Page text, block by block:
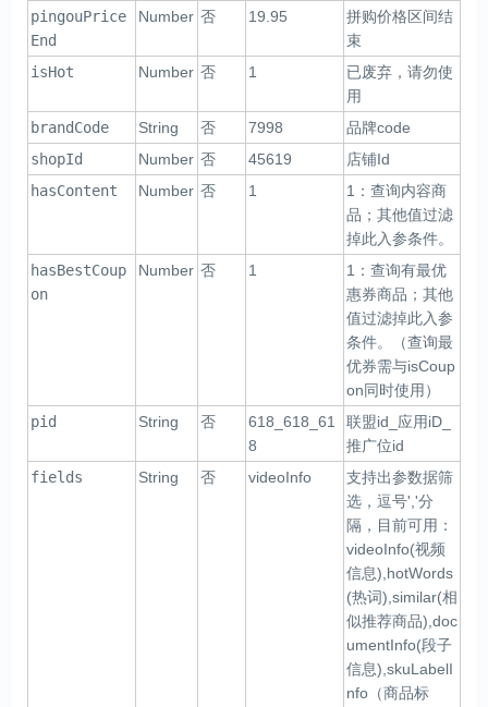
pingouPrice
End
Number 否 19.95
拼购价格区间结
束
isHot
Number 否 1
已废弃，请勿使
用
brandCode
String 否 7998
品牌code
shopId
Number 否 45619
店铺Id
hasContent
Number 否 1
1：查询内容商
品；其他值过滤
掉此入参条件。
hasBestCoup
on
Number 否 1
1：查询有最优
惠券商品；其他
值过滤掉此入参
条件。（查询最
优券需与isCoup
on同时使用）
pid
String 否
618_618_61
8
联盟id_应用iD_
推广位id
fields
String 否 videoInfo
支持出参数据筛
选，逗号','分
隔，目前可用：
videoInfo(视频
信息),hotWords
(热词),similar(相
似推荐商品),doc
umentInfo(段子
信息),skuLabelI
nfo（商品标